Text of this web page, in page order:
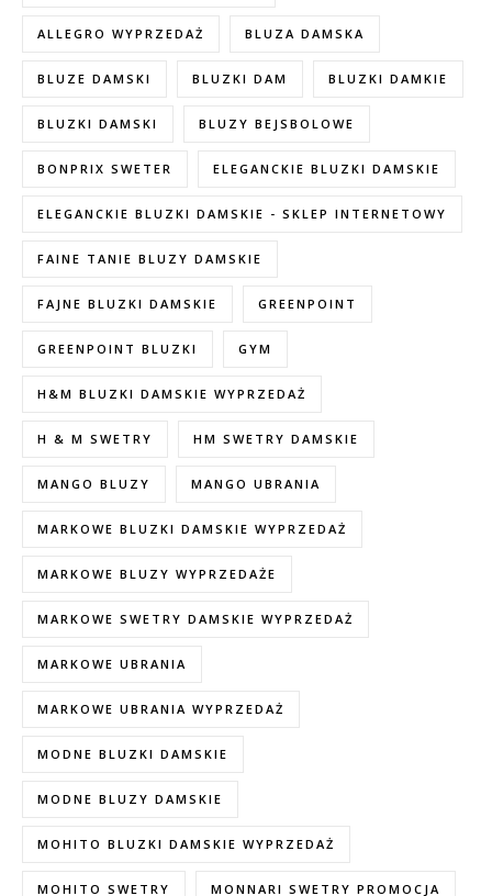
ALLEGRO WYPRZEDAŻ BLUZA DAMSKA
BLUZE DAMSKI BLUZKI DAM BLUZKI DAMKIE
BLUZKI DAMSKI BLUZY BEJSBOLOWE
BONPRIX SWETER ELEGANCKIE BLUZKI DAMSKIE
ELEGANCKIE BLUZKI DAMSKIE - SKLEP INTERNETOWY
FAINE TANIE BLUZY DAMSKIE
FAJNE BLUZKI DAMSKIE GREENPOINT
GREENPOINT BLUZKI GYM
H&M BLUZKI DAMSKIE WYPRZEDAŻ
H & M SWETRY HM SWETRY DAMSKIE
MANGO BLUZY MANGO UBRANIA
MARKOWE BLUZKI DAMSKIE WYPRZEDAŻ
MARKOWE BLUZY WYPRZEDAŻE
MARKOWE SWETRY DAMSKIE WYPRZEDAŻ
MARKOWE UBRANIA
MARKOWE UBRANIA WYPRZEDAŻ
MODNE BLUZKI DAMSKIE
MODNE BLUZY DAMSKIE
MOHITO BLUZKI DAMSKIE WYPRZEDAŻ
MOHITO SWETRY MONNARI SWETRY PROMOCJA